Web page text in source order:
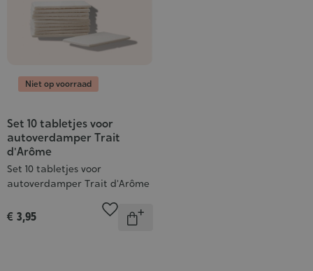
Niet op voorraad
Set 10 tabletjes voor
autoverdamper Trait
d'Arôme
Set 10 tabletjes voor
autoverdamper Trait d'Arôme
€ 3,95 Aantal
Onbeschikbaar